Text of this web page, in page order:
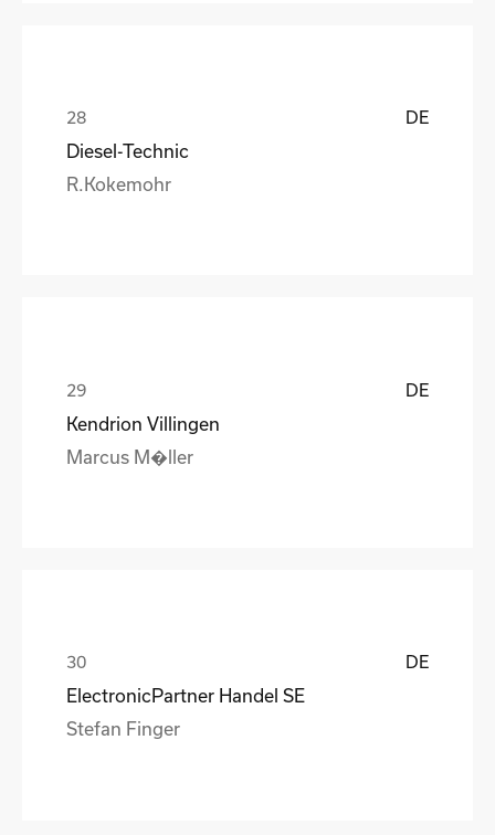
DE
Diesel-Technic
R.Kokemohr
DE
Kendrion Villingen
Marcus M�ller
DE
ElectronicPartner Handel SE
Stefan Finger